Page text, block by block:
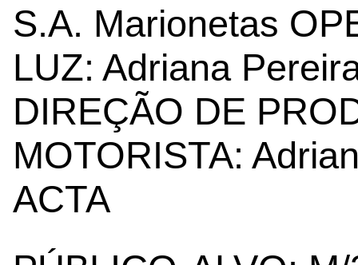
S.A. Marionetas
LUZ: Adriana
DIREÇÃO DE
MOTORISTA:
ACTA